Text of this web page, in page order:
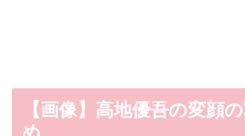
【画像】高地優吾の変顔
め